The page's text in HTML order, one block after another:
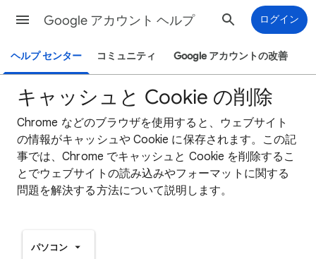
Google アカウント ヘルプ ログイン
ヘルプ センター コミュニティ Google アカウントの改善
キャッシュと Cookie の削除
Chrome などのブラウザを使用すると、ウェブサイト
の情報がキャッシュや Cookie に保存されます。この記
事では、Chrome でキャッシュと Cookie を削除するこ
とでウェブサイトの読み込みやフォーマットに関する
問題を解決する方法について説明します。
パソコン